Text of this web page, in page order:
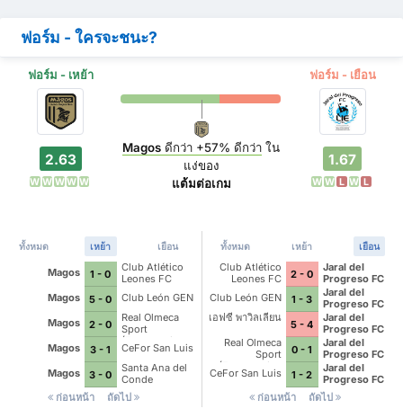
ฟอร์ม - ใครจะชนะ?
ฟอร์ม - เหย้า ฟอร์ม - เยือน
2.63
W W W W W
Magos ดีกว่า +57% ดีกว่า ใน
แง่ของ
แต้มต่อเกม
1.67
W W L W L
ทั้งหมด เหย้า เยือน
Magos 1 - 0
Club Atlético
Leones FC
Magos
5 - 0
Club León GEN
Magos
2 - 0
Real Olmeca
Sport
(Empresarios
del Rincón)
Magos 3 - 1
CeFor San Luis
Magos
3 - 0
Santa Ana del
Conde
ก่อนหน้า
ถัดไป
ทั้งหมด เหย้า เยือน
Club Atlético
Leones FC
2 - 0
Jaral del
Progreso FC
Club León GEN
1 - 3
Jaral del
Progreso FC
เอฟซี พาวิลเลียน
5 - 4
Jaral del
Progreso FC
Real Olmeca
Sport
(Empresarios
del Rincón)
0 - 1
Jaral del
Progreso FC
CeFor San Luis
1 - 2
Jaral del
Progreso FC
ก่อนหน้า
ถัดไป